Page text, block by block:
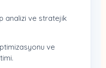
analizi ve stratejik
ve